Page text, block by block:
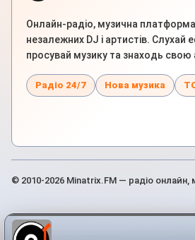
Онлайн-радіо, музична
незалежних DJ і артистів. Слухай
просувай музику та знаходь свою
Радіо 24/7 Нова музика
© 2010-2026 Minatrix.FM — радіо онлайн,